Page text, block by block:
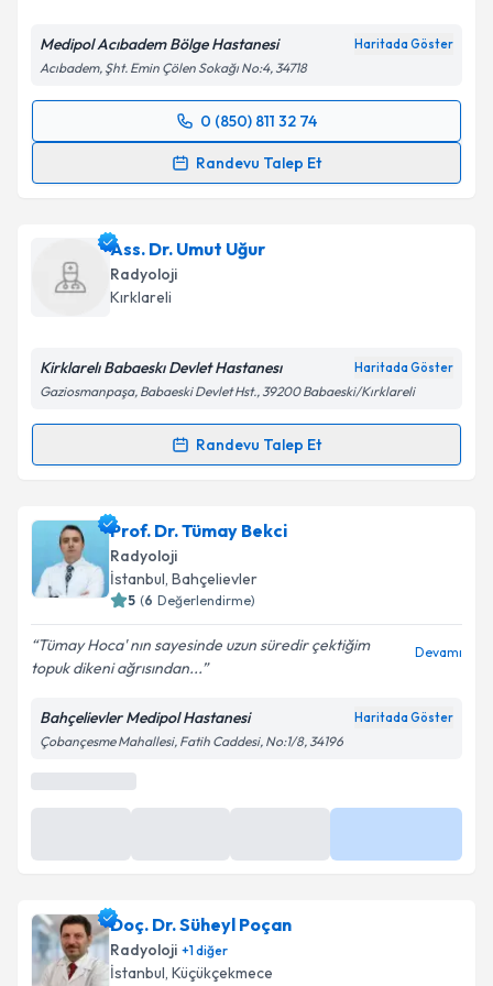
Kişisel verilerimin işlenmesine ilişkinAydınlatma
'ni okudum ve kişisel verilerimin belirtilen
kapsamda işlenmesini kabul ediyorum.
Medipol Acıbadem Bölge Hastanesi Haritada Göster
Acıbadem, Şht. Emin Çölen Sokağı No:4, 34718
0 (850) 811 32 74
Randevu Talep Et
Randevu Takvimi Talebi
takvim hazırlandığında e-posta ile bilgilendireceğiz.
E-posta Adresiniz
Kişisel verilerimin işlenmesine ilişkinAydınlatma
Metni'ni okudum ve kişisel verilerimin belirtilen
kapsamda işlenmesini kabul ediyorum.
Ass. Dr. Umut Uğur
Radyoloji
Kırklareli
Kirklarelı Babaeskı Devlet Hastanesı Haritada Göster
Gaziosmanpaşa, Babaeski Devlet Hst., 39200 Babaeski/Kırklareli
Randevu Talep Et
Randevu Takvimi Talebi
Ass. Dr. Umut Uğuriçin randevu takvimi talebi
oluşturun. Size bu uzmandan randevu almanız için bir
takvim hazırlandığında e-posta ile bilgilendireceğiz.
Kişisel verilerimin işlenmesine ilişkin
Aydınlatma
Metni'ni okudum ve kişisel verilerimin belirtilen
kapsamda işlenmesini kabul ediyorum.
Prof. Dr. Tümay Bekci
Radyoloji
İstanbul, Bahçelievler
5 (6 Değerlendirme)
Tümay Hoca' nın sayesinde uzun süredir çektiğim
topuk dikeni ağrısından...
Devamı
Bahçelievler Medipol Hastanesi Haritada Göster
Çobançesme Mahallesi, Fatih Caddesi, No:1/8, 34196
Doç. Dr. Süheyl Poçan
Radyoloji +1diğer
İstanbul, Küçükçekmece